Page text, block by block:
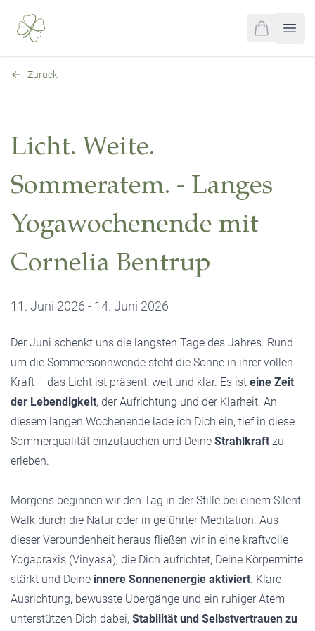
items in cart,
Zurück
Licht. Weite.
Sommeratem. - Langes
Yogawochenende mit
Cornelia Bentrup
11. Juni 2026 - 14. Juni 2026
Der Juni schenkt uns die längsten Tage des Jahres. Rund
um die Sommersonnwende steht die Sonne in ihrer vollen
Kraft – das Licht ist präsent, weit und klar. Es ist eine Zeit
der Lebendigkeit, der Aufrichtung und der Klarheit. An
diesem langen Wochenende lade ich Dich ein, tief in diese
Sommerqualität einzutauchen und Deine Strahlkraft zu
erleben.
Morgens beginnen wir den Tag in der Stille bei einem Silent
Walk durch die Natur oder in geführter Meditation. Aus
dieser Verbundenheit heraus fließen wir in eine kraftvolle
Yogapraxis (Vinyasa), die Dich aufrichtet, Deine Körpermitte
stärkt und Deine innere Sonnenenergie aktiviert. Klare
Ausrichtung, bewusste Übergänge und ein ruhiger Atem
unterstützen Dich dabei, Stabilität und Selbstvertrauen zu